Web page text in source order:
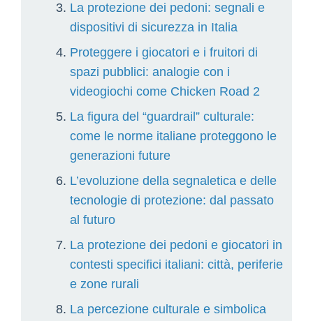
La protezione dei pedoni: segnali e
dispositivi di sicurezza in Italia
Proteggere i giocatori e i fruitori di
spazi pubblici: analogie con i
videogiochi come Chicken Road 2
La figura del “guardrail” culturale:
come le norme italiane proteggono le
generazioni future
L’evoluzione della segnaletica e delle
tecnologie di protezione: dal passato
al futuro
La protezione dei pedoni e giocatori in
contesti specifici italiani: città, periferie
e zone rurali
La percezione culturale e simbolica